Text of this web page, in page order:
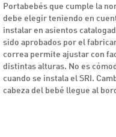
Portabebés que cumple la
debe elegir teniendo en
instalar en asientos
sido aprobados por el
correa permite ajustar con
distintas alturas. No es
cuando se instala el SRI.
cabeza del bebé llegue al